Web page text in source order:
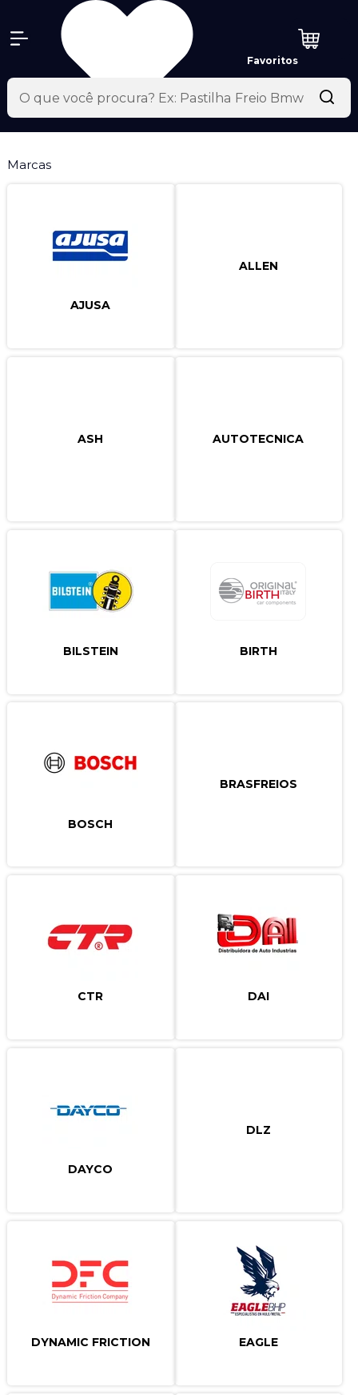
Favoritos
Marcas
AJUSA
ALLEN
ASH AUTOTECNICA
BILSTEIN BIRTH
BOSCH
BRASFREIOS
CTR DAI
DAYCO
DLZ
DYNAMIC FRICTION EAGLE